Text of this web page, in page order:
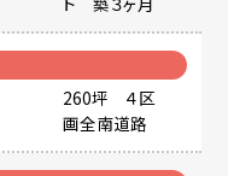
260坪 ４区
画全南道路